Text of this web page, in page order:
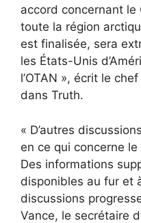
accord concernant
toute la région
est finalisée, sera
les États-Unis
l’OTAN », écrit le
dans Truth.
« D’autres
en ce qui concerne
Des informations
disponibles au fur et
discussions
Vance, le secrétaire